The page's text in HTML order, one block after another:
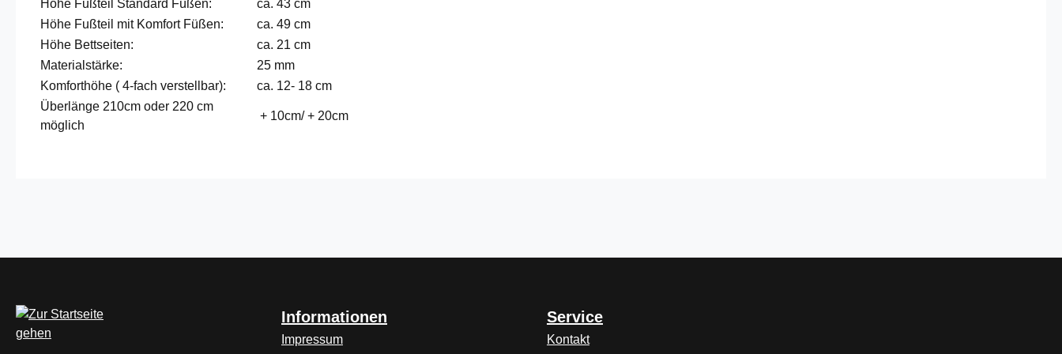
Höhe Fußteil Standard Füßen:
ca. 43 cm
Höhe Fußteil mit Komfort Füßen:
ca. 49 cm
Höhe Bettseiten:
ca. 21 cm
Materialstärke:
25 mm
Komforthöhe ( 4-fach verstellbar):
ca. 12- 18 cm
Überlänge 210cm oder 220 cm
möglich
+ 10cm/ + 20cm
Informationen
Impressum
Service
Kontakt